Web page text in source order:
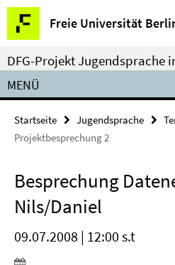
Springe
direkt
zu
Inhalt
Freie Universität
Service-
Navigation
DFG-Projekt Jugendsprache
MENÜ
Startseite Jugendsprache
Projektbesprechung 2
Besprechung
Nils/Daniel
09.07.2008 | 12:00 s.t